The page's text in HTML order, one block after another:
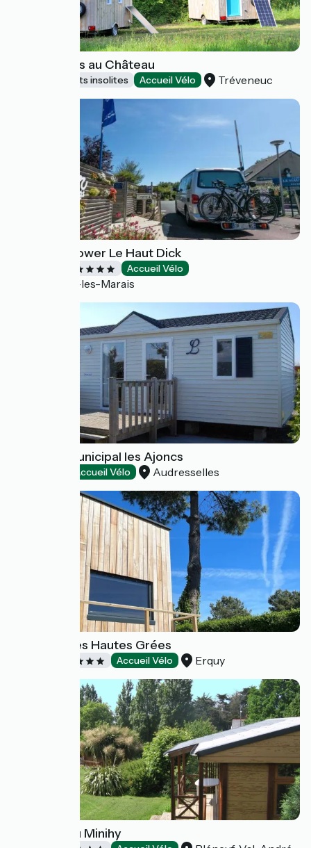
Tiny-Houses au Château
Hébergements insolites Accueil Vélo Tréveneuc
Camping Flower Le Haut Dick
Accueil Vélo
Carentan-les-Marais
Camping Municipal les Ajoncs
Accueil Vélo Audresselles
Camping des Hautes Grées
Accueil Vélo Erquy
Camping du Minihy